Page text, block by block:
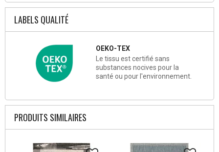
LABELS QUALITÉ
OEKO-TEX
Le tissu est certifié sans
substances nocives pour la
santé ou pour l'environnement.
PRODUITS SIMILAIRES